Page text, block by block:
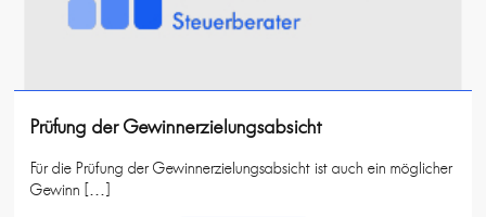
Prüfung der Gewinnerzielungsabsicht
Für die Prüfung der Gewinnerzielungsabsicht ist auch ein möglicher
Gewinn […]